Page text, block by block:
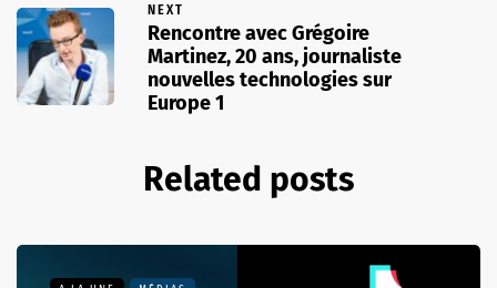
NEXT
Rencontre avec Grégoire
Martinez, 20 ans, journaliste
nouvelles technologies sur
Europe 1
Related posts